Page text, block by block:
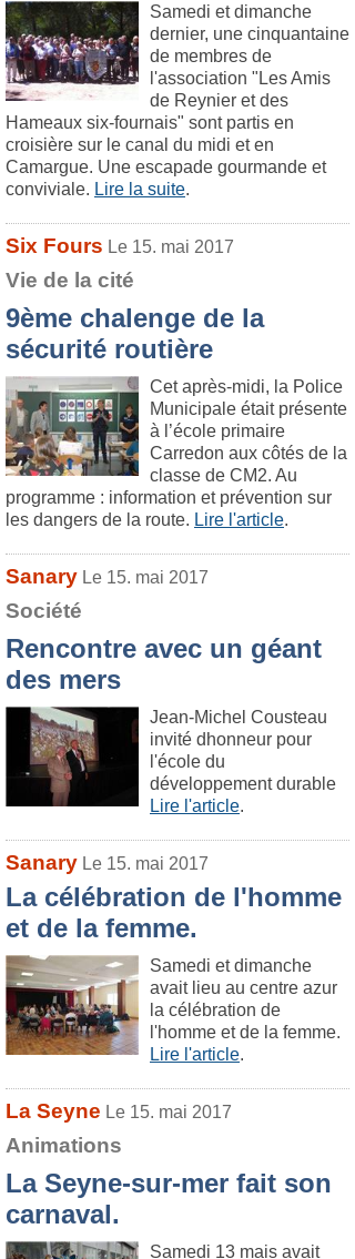
Samedi et dimanche
dernier, une cinquantaine
de membres de
l'association "Les Amis
de Reynier et des
Hameaux six-fournais" sont partis en
croisière sur le canal du midi et en
Camargue. Une escapade gourmande et
conviviale. Lire la suite.
Six Fours Le 15. mai 2017
Vie de la cité
9ème chalenge de la
sécurité routière
Cet après-midi, la Police
Municipale était présente
à l’école primaire
Carredon aux côtés de la
classe de CM2. Au
programme : information et prévention sur
les dangers de la route. Lire l'article.
Sanary Le 15. mai 2017
Société
Rencontre avec un géant
des mers
Jean-Michel Cousteau
invité dhonneur pour
l'école du
développement durable
Lire l'article.
Sanary Le 15. mai 2017
La célébration de l'homme
et de la femme.
Samedi et dimanche
avait lieu au centre azur
la célébration de
l'homme et de la femme.
Lire l'article.
La Seyne Le 15. mai 2017
Animations
La Seyne-sur-mer fait son
carnaval.
Samedi 13 mais avait